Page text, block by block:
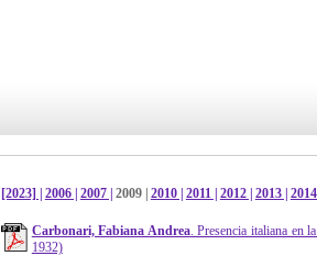
[2023] | 2006 | 2007 | 2009 | 2010 | 2011 | 2012 | 2013 |
Carbonari, Fabiana Andrea. Presencia italiana en
1932)